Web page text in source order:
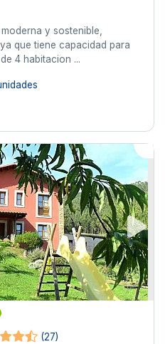
y sostenible,
que tiene capacidad para
4 habitacion ...
(27)